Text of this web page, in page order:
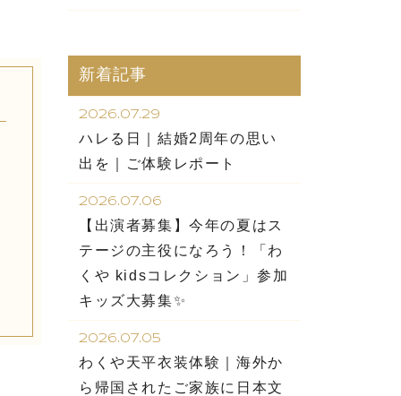
新着記事
2026.07.29
ハレる日｜結婚2周年の思い
出を｜ご体験レポート
2026.07.06
【出演者募集】今年の夏はス
テージの主役になろう！「わ
くや kidsコレクション」参加
キッズ大募集✨
2026.07.05
わくや天平衣装体験｜海外か
ら帰国されたご家族に日本文